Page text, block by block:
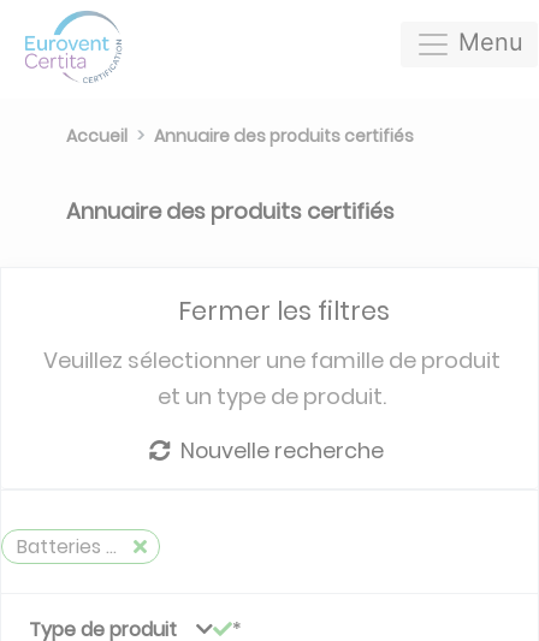
Menu
Accueil Annuaire des produits certifiés
Annuaire des produits certifiés
Fermer les filtres
Veuillez sélectionner une famille de produit
et un type de produit.
Nouvelle recherche
Batteries à eau chaude et à eau froide
Type de produit